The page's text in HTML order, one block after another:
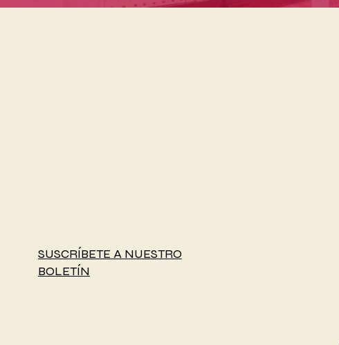
SUSCRÍBETE A NUESTRO
BOLETÍN